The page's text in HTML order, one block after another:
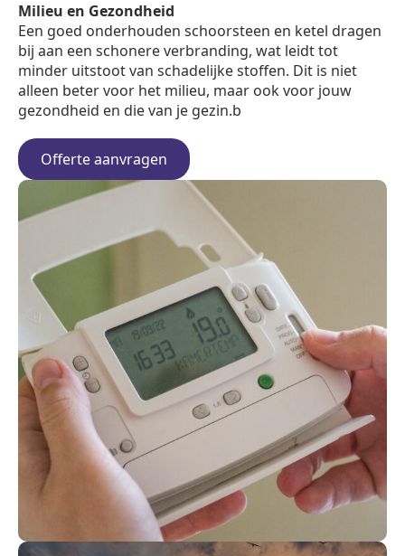
Milieu en Gezondheid
Een goed onderhouden schoorsteen en ketel dragen
bij aan een schonere verbranding, wat leidt tot
minder uitstoot van schadelijke stoffen. Dit is niet
alleen beter voor het milieu, maar ook voor jouw
gezondheid en die van je gezin.b
Offerte aanvragen